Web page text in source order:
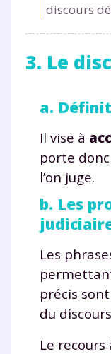
discours
3. Le
a.
Il vise à
porte
l’on juge.
b. Les
Les
précis
du
Le recours